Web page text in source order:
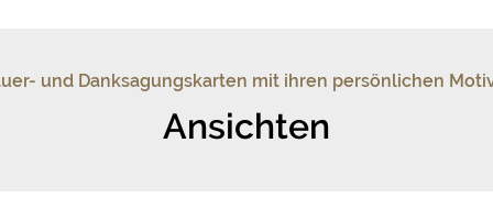
und Danksagungskarten mit ihren persönlichen
Ansichten